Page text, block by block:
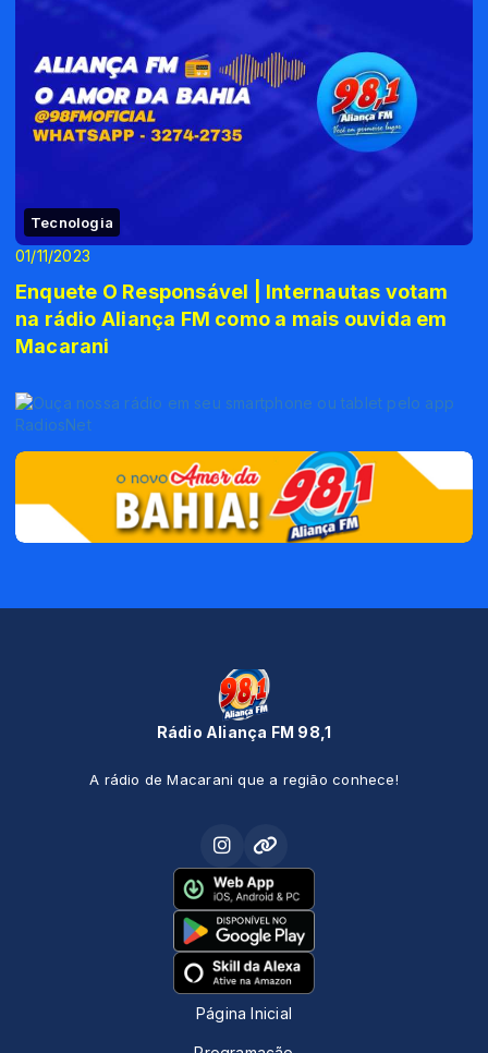
Tecnologia
01/11/2023
Enquete O Responsável | Internautas votam
na rádio Aliança FM como a mais ouvida em
Macarani
Rádio Aliança FM 98,1
A rádio de Macarani que a região conhece!
Página Inicial